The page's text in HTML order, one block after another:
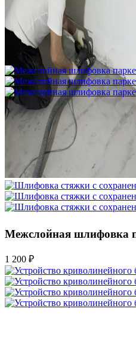
Укладка фанеры на
(огрунтованную
жесткого приклеивания
750 ₽
Межслойная шлифовка
1 200 ₽